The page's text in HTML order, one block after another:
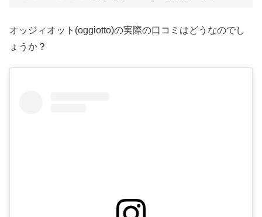
オッジィオット(oggiotto)の実際の口コミはどうなのでし
ょうか？